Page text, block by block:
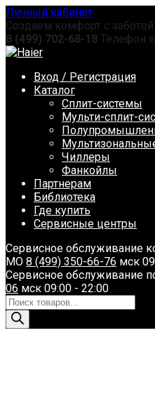
Перейти
к
содержанию
Личный кабинет
Создаем комфорт с
8 (499) 702-68-18 Телефон
Вход / Регистрация
Каталог
Сплит-системы
Мульти-сплит-
Чиллеры
Фанкойлы
Партнерам
Библиотека
Где купить
Сервисные центры
Сервисное обслуживание
МО 8 (499) 350-66-76 мск
Сервисное обслуживание
06 мск 09:00 - 22:00
Поиск
товаров